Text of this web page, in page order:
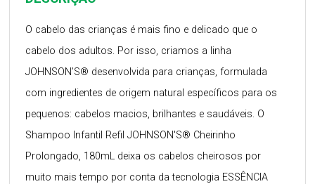
O cabelo das crianças é mais fino e delicado que o
cabelo dos adultos. Por isso, criamos a linha
JOHNSON’S® desenvolvida para crianças, formulada
com ingredientes de origem natural específicos para os
pequenos: cabelos macios, brilhantes e saudáveis. O
Shampoo Infantil Refil JOHNSON'S® Cheirinho
Prolongado, 180mL deixa os cabelos cheirosos por
muito mais tempo por conta da tecnologia ESSÊNCIA